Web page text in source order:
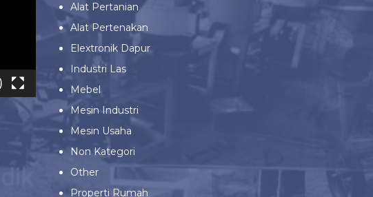
Alat Pertanian
Alat Pertenakan
Elextronik Dapur
Industri Las
Mebel
Mesin Industri
Mesin Usaha
Non Kategori
Other
Properti Rumah